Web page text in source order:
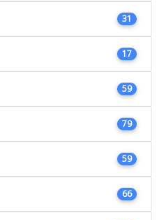
31
17
59
79
59
66